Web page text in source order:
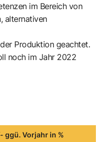
im Bereich von
alternativen
Produktion geachtet.
noch im Jahr 2022
ggü. Vorjahr in %